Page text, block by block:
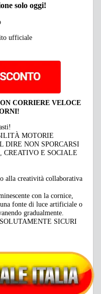
solo oggi!
ufficiale
CORRIERE VELOCE
MOTORIE
DIRE NON SPORCARSI
E SOCIALE
alla creatività collaborativa
con la cornice,
fonte di luce artificiale o
gradualmente.
SICURI